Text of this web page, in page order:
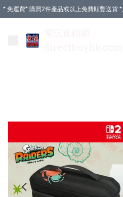
* 免運費* 購買2件產品或以上免費順豐送貨